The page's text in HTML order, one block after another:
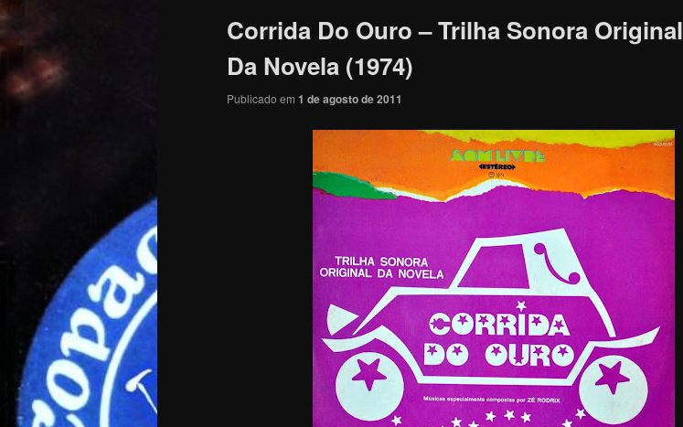
Corrida Do Ouro – Trilha Sonora Original
Da Novela (1974)
Publicado em 1 de agosto de 2011